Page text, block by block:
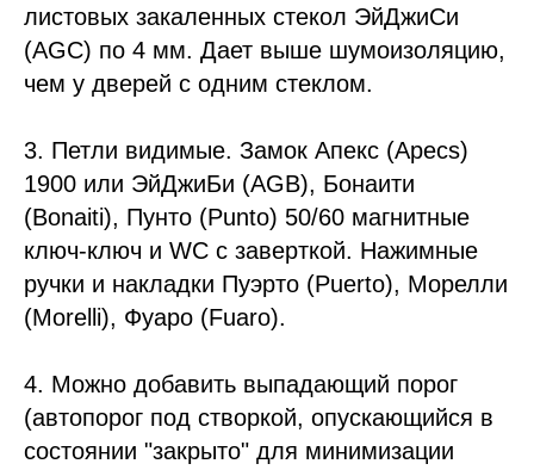
листовых закаленных стекол ЭйДжиСи
(AGC) по 4 мм. Дает выше шумоизоляцию,
чем у дверей с одним стеклом.
3. Петли видимые. Замок Апекс (Apecs)
1900 или ЭйДжиБи (AGB), Бонаити
(Bonaiti), Пунто (Punto) 50/60 магнитные
ключ-ключ и WC с заверткой. Нажимные
ручки и накладки Пуэрто (Puerto), Морелли
(Morelli), Фуаро (Fuaro).
4. Можно добавить выпадающий порог
(автопорог под створкой, опускающийся в
состоянии "закрыто" для минимизации